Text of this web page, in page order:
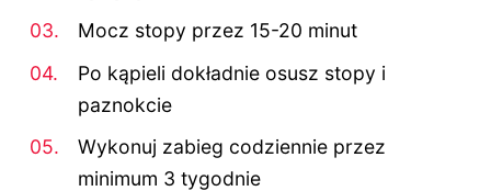
Mocz stopy przez 15-20 minut
Po kąpieli dokładnie osusz stopy i
paznokcie
Wykonuj zabieg codziennie przez
minimum 3 tygodnie